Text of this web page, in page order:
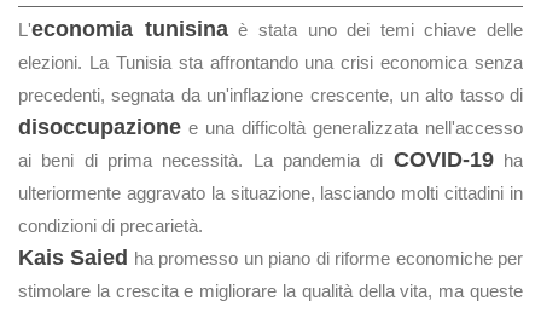
L'economia tunisinaè stata uno dei temi chiave delle
elezioni. La Tunisia sta affrontando una crisi economica senza
precedenti, segnata da un'inflazione crescente, un alto tasso di
disoccupazione e una difficoltà generalizzata nell'accesso
ai beni di prima necessità. La pandemia di COVID-19ha
ulteriormente aggravato la situazione, lasciando molti cittadini in
condizioni di precarietà.
Kais Saied ha promesso un piano di riforme economiche per
stimolare la crescita e migliorare la qualità della vita, ma queste